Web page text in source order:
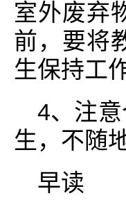
室外废弃
前，要将
生保持工作
4、注
生，不随
早读